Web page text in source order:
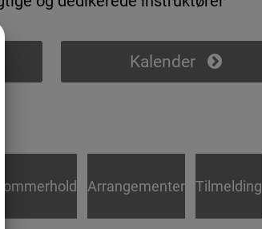
Kalender
Sommerhold Arrangementer Tilmelding